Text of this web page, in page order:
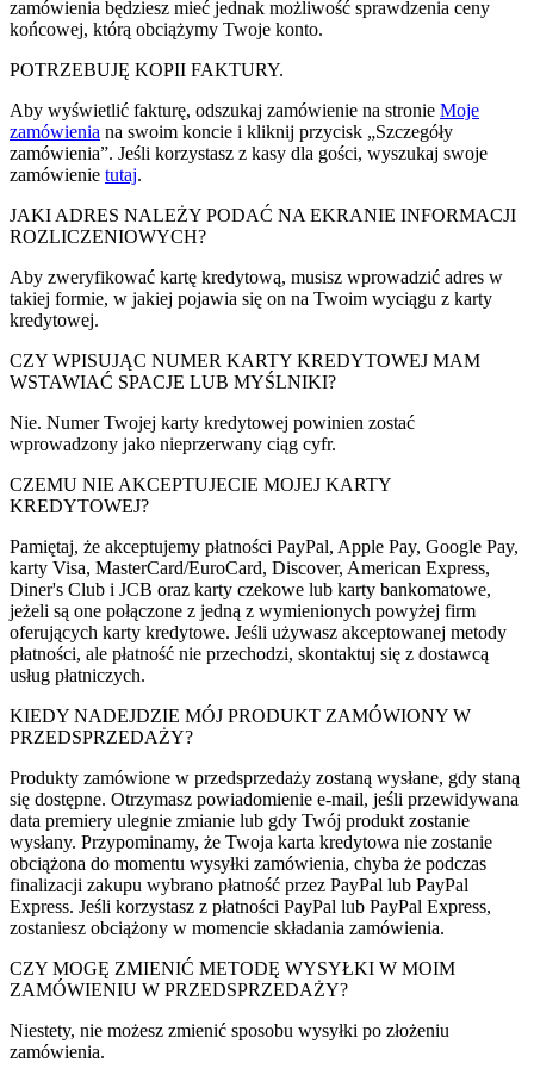
zamówienia będziesz mieć jednak możliwość sprawdzenia ceny
końcowej, którą obciążymy Twoje konto.
POTRZEBUJĘ KOPII FAKTURY.
Aby wyświetlić fakturę, odszukaj zamówienie na stronie Moje
zamówienia na swoim koncie i kliknij przycisk „Szczegóły
zamówienia”. Jeśli korzystasz z kasy dla gości, wyszukaj swoje
zamówienie tutaj.
JAKI ADRES NALEŻY PODAĆ NA EKRANIE INFORMACJI
ROZLICZENIOWYCH?
Aby zweryfikować kartę kredytową, musisz wprowadzić adres w
takiej formie, w jakiej pojawia się on na Twoim wyciągu z karty
kredytowej.
CZY WPISUJĄC NUMER KARTY KREDYTOWEJ MAM
WSTAWIAĆ SPACJE LUB MYŚLNIKI?
Nie. Numer Twojej karty kredytowej powinien zostać
wprowadzony jako nieprzerwany ciąg cyfr.
CZEMU NIE AKCEPTUJECIE MOJEJ KARTY
KREDYTOWEJ?
Pamiętaj, że akceptujemy płatności PayPal, Apple Pay, Google Pay,
karty Visa, MasterCard/EuroCard, Discover, American Express,
Diner's Club i JCB oraz karty czekowe lub karty bankomatowe,
jeżeli są one połączone z jedną z wymienionych powyżej firm
oferujących karty kredytowe. Jeśli używasz akceptowanej metody
płatności, ale płatność nie przechodzi, skontaktuj się z dostawcą
usług płatniczych.
KIEDY NADEJDZIE MÓJ PRODUKT ZAMÓWIONY W
PRZEDSPRZEDAŻY?
Produkty zamówione w przedsprzedaży zostaną wysłane, gdy staną
się dostępne. Otrzymasz powiadomienie e-mail, jeśli przewidywana
data premiery ulegnie zmianie lub gdy Twój produkt zostanie
wysłany. Przypominamy, że Twoja karta kredytowa nie zostanie
obciążona do momentu wysyłki zamówienia, chyba że podczas
finalizacji zakupu wybrano płatność przez PayPal lub PayPal
Express. Jeśli korzystasz z płatności PayPal lub PayPal Express,
zostaniesz obciążony w momencie składania zamówienia.
CZY MOGĘ ZMIENIĆ METODĘ WYSYŁKI W MOIM
ZAMÓWIENIU W PRZEDSPRZEDAŻY?
Niestety, nie możesz zmienić sposobu wysyłki po złożeniu
zamówienia.